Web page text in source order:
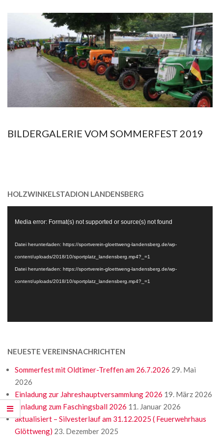
BILDERGALERIE VOM SOMMERFEST 2019
HOLZWINKELSTADION LANDENSBERG
Player
Media error: Format(s) not supported or source(s) not found
Datei herunterladen: https://sportverein-gloettweng-landensberg.de/wp-
content/uploads/2018/10/sportplatz_landensberg.mp4?_=1
Datei herunterladen: https://sportverein-gloettweng-landensberg.de/wp-
content/uploads/2018/10/sportplatz_landensberg.mp4?_=1
NEUESTE VEREINSNACHRICHTEN
Sommerfest mit Oldtimer-Treffen am 26.7.2026 29. Mai
2026
Einladung zur Jahreshauptversammlung 2026 19. März 2026
Einladung zum Faschingsball 2026 11. Januar 2026
aktualisiert – Silvesterlauf am 31.12.2025 ( Feuerwehrhaus
Glöttweng) 23. Dezember 2025